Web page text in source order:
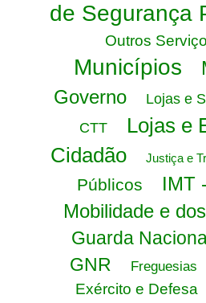
de Segurança
Outros
Municípios
Governo
Lojas e
CTT
Lojas e
Cidadão
Justiça e
Públicos
IMT
Mobilidade e
Guarda
GNR
Freguesias
Exército e Defesa